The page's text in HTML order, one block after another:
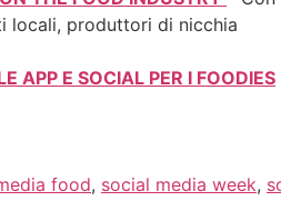
locali, produttori di nicchia
APP E SOCIAL PER I FOODIES
food, social media week,